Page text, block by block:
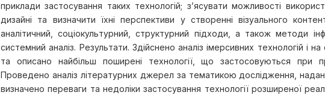
приклади застосування таких технологій; з’ясувати можливості
дизайні та визначити їхні перспективи у створенні візуального
аналітичний, соціокультурний, структурний підходи, а також методи
системний аналіз. Результати. Здійснено аналіз імерсивних технологій і
та описано найбільш поширені технології, що застосовуються при
Проведено аналіз літературних джерел за тематикою дослідження,
визначено переваги та недоліки застосування технології розширеної